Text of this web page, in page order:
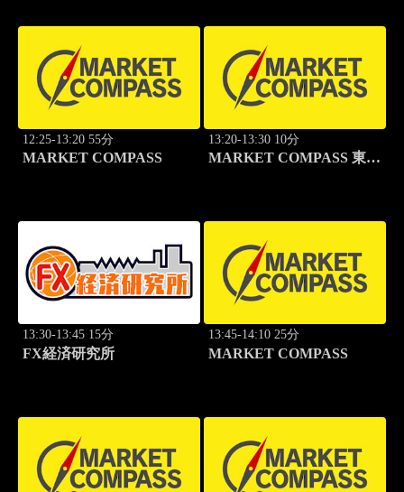
12:25-13:20 55分
MARKET COMPASS
13:20-13:30 10分
MARKET COMPASS 東証
13:30-13:45 15分
FX経済研究所
13:45-14:10 25分
MARKET COMPASS